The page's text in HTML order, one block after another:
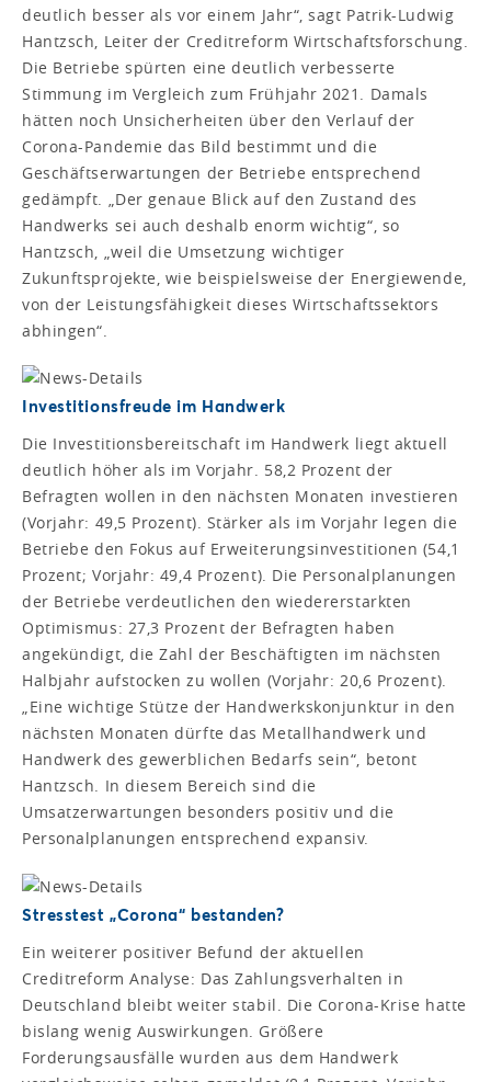
deutlich besser als vor einem Jahr“, sagt Patrik-Ludwig
Hantzsch, Leiter der Creditreform Wirtschaftsforschung.
Die Betriebe spürten eine deutlich verbesserte
Stimmung im Vergleich zum Frühjahr 2021. Damals
hätten noch Unsicherheiten über den Verlauf der
Corona-Pandemie das Bild bestimmt und die
Geschäftserwartungen der Betriebe entsprechend
gedämpft. „Der genaue Blick auf den Zustand des
Handwerks sei auch deshalb enorm wichtig“, so
Hantzsch, „weil die Umsetzung wichtiger
Zukunftsprojekte, wie beispielsweise der Energiewende,
von der Leistungsfähigkeit dieses Wirtschaftssektors
abhingen“.
Investitionsfreude im Handwerk
Die Investitionsbereitschaft im Handwerk liegt aktuell
deutlich höher als im Vorjahr. 58,2 Prozent der
Befragten wollen in den nächsten Monaten investieren
(Vorjahr: 49,5 Prozent). Stärker als im Vorjahr legen die
Betriebe den Fokus auf Erweiterungsinvestitionen (54,1
Prozent; Vorjahr: 49,4 Prozent). Die Personalplanungen
der Betriebe verdeutlichen den wiedererstarkten
Optimismus: 27,3 Prozent der Befragten haben
angekündigt, die Zahl der Beschäftigten im nächsten
Halbjahr aufstocken zu wollen (Vorjahr: 20,6 Prozent).
„Eine wichtige Stütze der Handwerkskonjunktur in den
nächsten Monaten dürfte das Metallhandwerk und
Handwerk des gewerblichen Bedarfs sein“, betont
Hantzsch. In diesem Bereich sind die
Umsatzerwartungen besonders positiv und die
Personalplanungen entsprechend expansiv.
Stresstest „Corona“ bestanden?
Ein weiterer positiver Befund der aktuellen
Creditreform Analyse: Das Zahlungsverhalten in
Deutschland bleibt weiter stabil. Die Corona-Krise hatte
bislang wenig Auswirkungen. Größere
Forderungsausfälle wurden aus dem Handwerk